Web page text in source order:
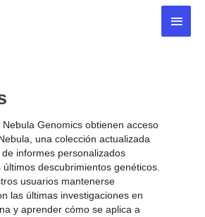
Nebula Genomics obtienen acceso
una colección actualizada
informes personalizados
descubrimientos genéticos.
usuarios mantenerse
las últimas investigaciones en
y aprender cómo se aplica a